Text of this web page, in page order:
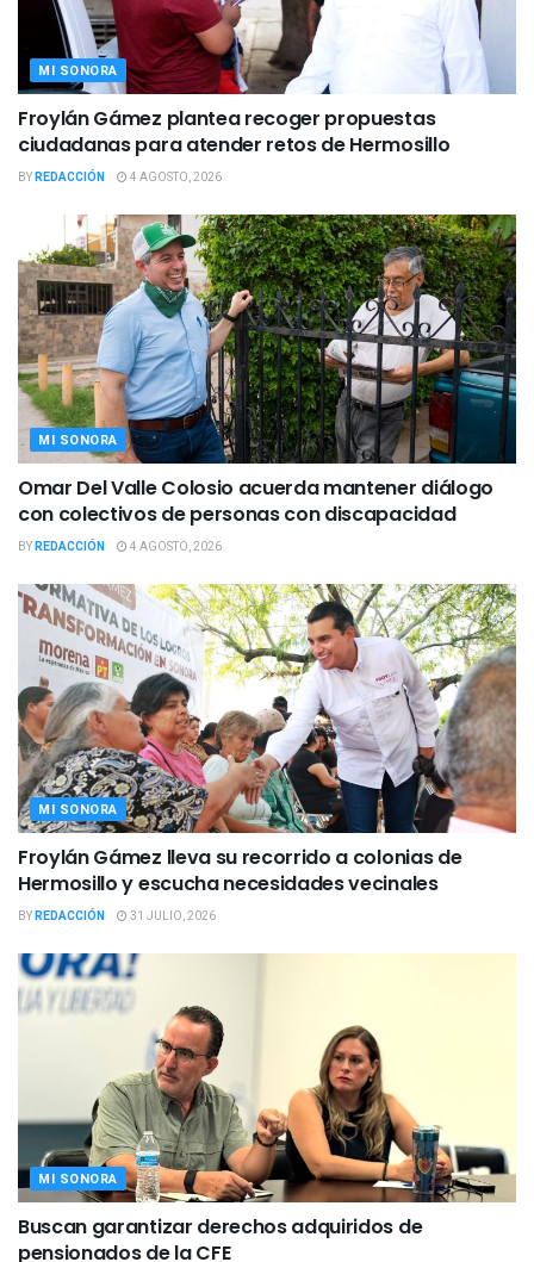
MI SONORA
Froylán Gámez plantea recoger propuestas
ciudadanas para atender retos de Hermosillo
BYREDACCIÓN 4 AGOSTO, 2026
MI SONORA
Omar Del Valle Colosio acuerda mantener diálogo
con colectivos de personas con discapacidad
BYREDACCIÓN 4 AGOSTO, 2026
MI SONORA
Froylán Gámez lleva su recorrido a colonias de
Hermosillo y escucha necesidades vecinales
BYREDACCIÓN 31 JULIO, 2026
MI SONORA
Buscan garantizar derechos adquiridos de
pensionados de la CFE